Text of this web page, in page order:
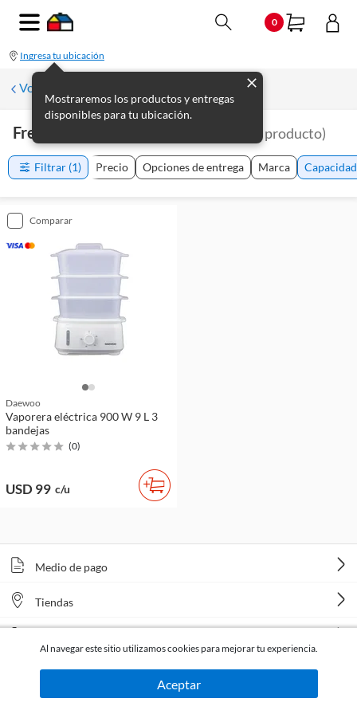
0
Ingresa tu ubicación
Mostraremos los productos y entregas
disponibles para tu ubicación.
Volver a Electrodomésticos de cocina
Freidoras Y Vaporeras 9000 Cm3 producto)
Filtrar (1) Precio Opciones de entrega Marca Capacidad
comparar
Daewoo
Vaporera eléctrica 900 W 9 L 3
bandejas
(0)
USD 99 c/u
Medio de pago
Tiendas
Al navegar este sitio utilizamos cookies para mejorar tu experiencia.
Aceptar